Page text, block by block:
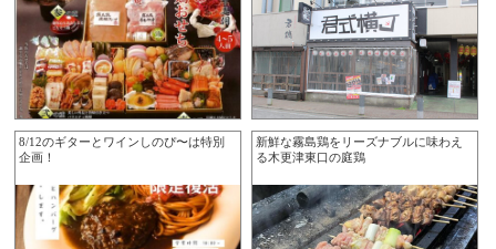
8/12のギターとワインしのぴ〜は特別
企画！
新鮮な霧島鶏をリーズナブルに味わえ
る木更津東口の庭鶏